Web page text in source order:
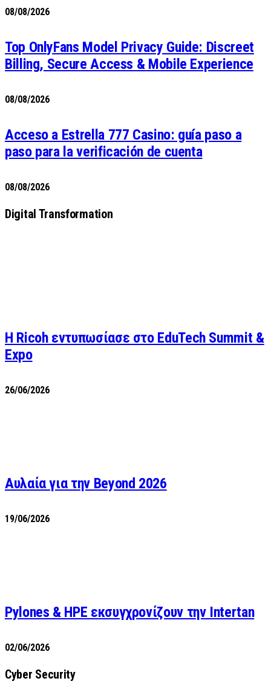
08/08/2026
Top OnlyFans Model Privacy Guide: Discreet
Billing, Secure Access & Mobile Experience
08/08/2026
Acceso a Estrella 777 Casino: guía paso a
paso para la verificación de cuenta
08/08/2026
Digital Transformation
Η Ricoh εντυπωσίασε στο EduTech Summit &
Expo
26/06/2026
Αυλαία για την Beyond 2026
19/06/2026
Pylones & HPE εκσυγχρονίζουν την Intertan
02/06/2026
Cyber Security